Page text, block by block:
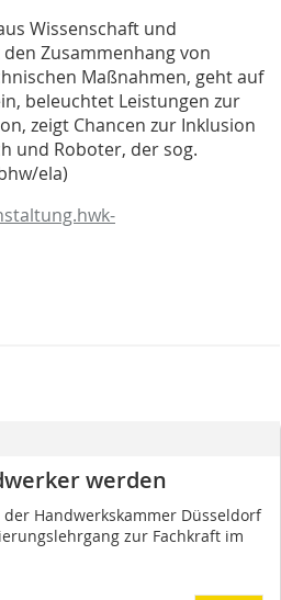
Wissenschaft und
Zusammenhang von
Maßnahmen, geht auf
beleuchtet Leistungen zur
zeigt Chancen zur Inklusion
und Roboter, der sog.
ela)
werden
Handwerkskammer Düsseldorf
zur Fachkraft im